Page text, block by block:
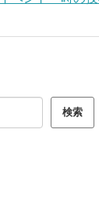
検索